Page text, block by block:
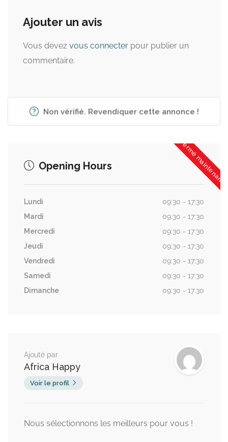
Ajouter un avis
Vous devez vous connecter pour publier un
commentaire.
Non vérifié. Revendiquer cette annonce !
Fermé maintenant
Opening Hours
Lundi
09:30 - 17:30
Mardi
09:30 - 17:30
Mercredi
09:30 - 17:30
Jeudi
09:30 - 17:30
Vendredi
09:30 - 17:30
Samedi
09:30 - 17:30
Dimanche
09:30 - 17:30
Ajouté par
Africa Happy
Voir le profil
Nous sélectionnons les meilleurs pour vous !